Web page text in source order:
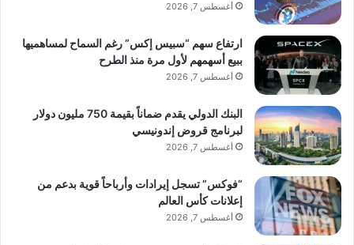
أغسطس 7, 2026
ارتفاع سهم “سبيس إكس” رغم السماح لمساهميها
ببيع أسهمهم لأول مرة منذ الطرح
أغسطس 7, 2026
البنك الدولي يقدم ضماناً بقيمة 750 مليون دولار
لبرنامج قروض إندونيسي
أغسطس 7, 2026
“فوكس” تسجل إيرادات وأرباحاً قوية بدعم من
إعلانات كأس العالم
أغسطس 7, 2026